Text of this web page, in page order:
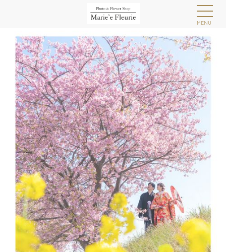
MENU
フォトギャラリー
プラン
撮影レポート
衣装
東部 伊豆プラン
お問い合わせ
アクセス
会社概要